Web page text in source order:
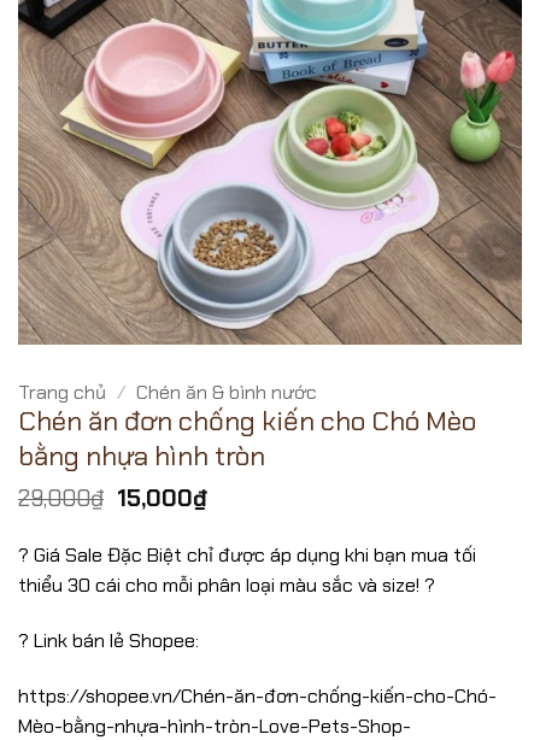
Trang chủ / Chén ăn & bình nước
Chén ăn đơn chống kiến cho Chó Mèo
bằng nhựa hình tròn
29,000₫ Giá
gốc
là:
29,000₫.
15,000₫Giá
tại
là:
15,000₫.
? Giá Sale Đặc Biệt chỉ được áp dụng khi bạn mua tối
thiểu 30 cái cho mỗi phân loại màu sắc và size! ?
? Link bán lẻ Shopee:
https://shopee.vn/Chén-ăn-đơn-chống-kiến-cho-Chó-
Mèo-bằng-nhựa-hình-tròn-Love-Pets-Shop-